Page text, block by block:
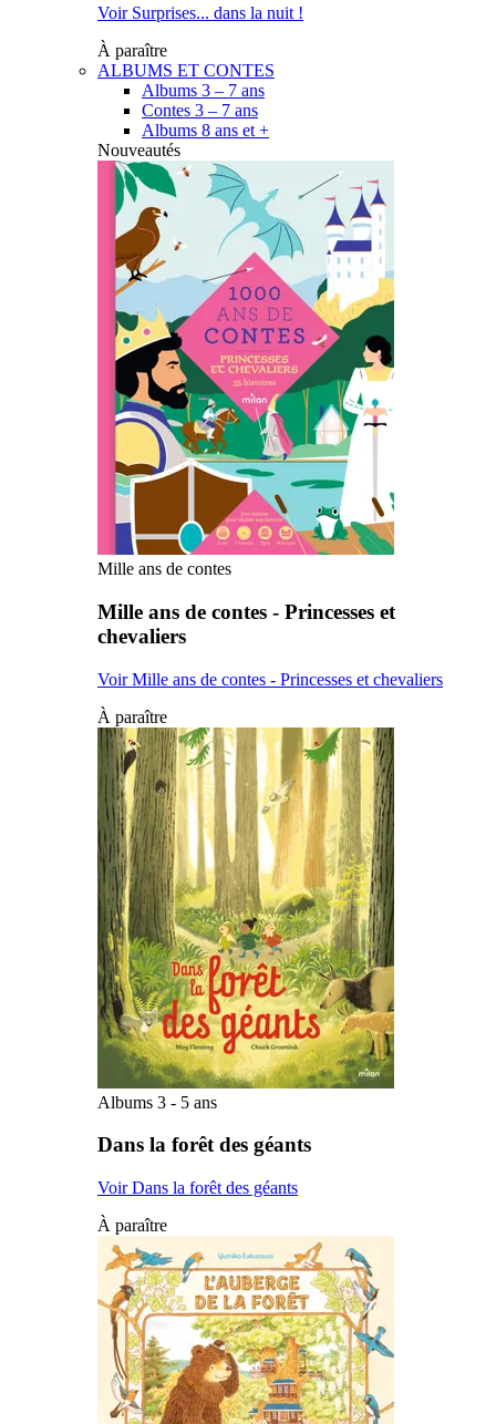
Voir Surprises... dans la nuit !
À paraître
ALBUMS ET CONTES
Albums 3 – 7 ans
Contes 3 – 7 ans
Albums 8 ans et +
Nouveautés
Mille ans de contes
Mille ans de contes - Princesses et
chevaliers
Voir Mille ans de contes - Princesses et chevaliers
À paraître
Albums 3 - 5 ans
Dans la forêt des géants
Voir Dans la forêt des géants
À paraître